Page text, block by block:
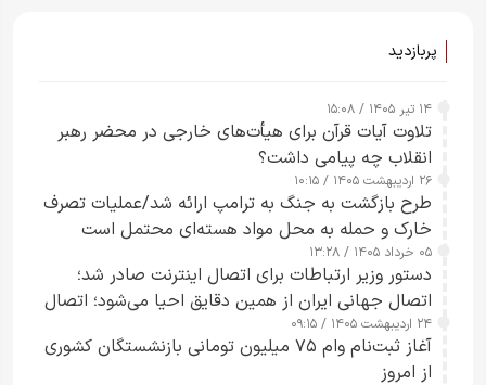
پربازدید
۱۴ تیر ۱۴۰۵ / ۱۵:۰۸
تلاوت آیات قرآن برای هیأت‌های خارجی در محضر رهبر
انقلاب چه پیامی داشت؟
۲۶ اردیبهشت ۱۴۰۵ / ۱۰:۱۵
طرح‌ بازگشت به جنگ به ترامپ ارائه شد/عملیات تصرف
خارک و حمله به محل مواد هسته‌ای محتمل است
۰۵ خرداد ۱۴۰۵ / ۱۳:۲۸
دستور وزیر ارتباطات برای اتصال اینترنت صادر شد؛
اتصال جهانی ایران از همین دقایق احیا می‌شود؛ اتصال
کامل مردم تا ۲۴ ساعت آینده
۲۴ اردیبهشت ۱۴۰۵ / ۰۹:۱۵
آغاز ثبت‌نام وام ۷۵ میلیون تومانی بازنشستگان کشوری
از امروز